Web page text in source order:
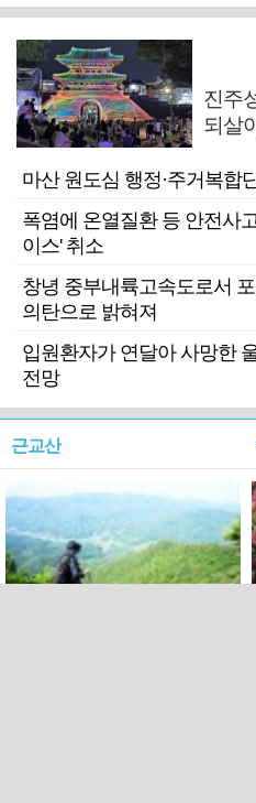
진주
되살
마산 원도심 행정·주거복합
폭염에 온열질환 등 안전사
이스' 취소
창녕 중부내륙고속도로서
의탄으로 밝혀져
입원환자가 연달아 사망한
전망
근교산